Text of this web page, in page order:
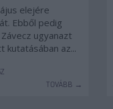
elejére
Ebből pedig
ugyanazt
kutatásában az...
TOVÁBB →